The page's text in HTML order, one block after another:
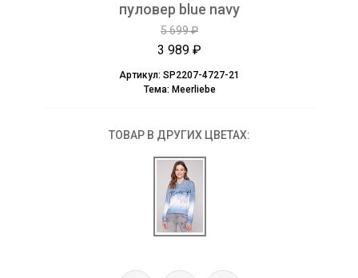
пуловер blue navy
5 699 ₽
3 989 ₽
Артикул: SP2207-4727-21
Тема: Meerliebe
ТОВАР В ДРУГИХ ЦВЕТАХ: